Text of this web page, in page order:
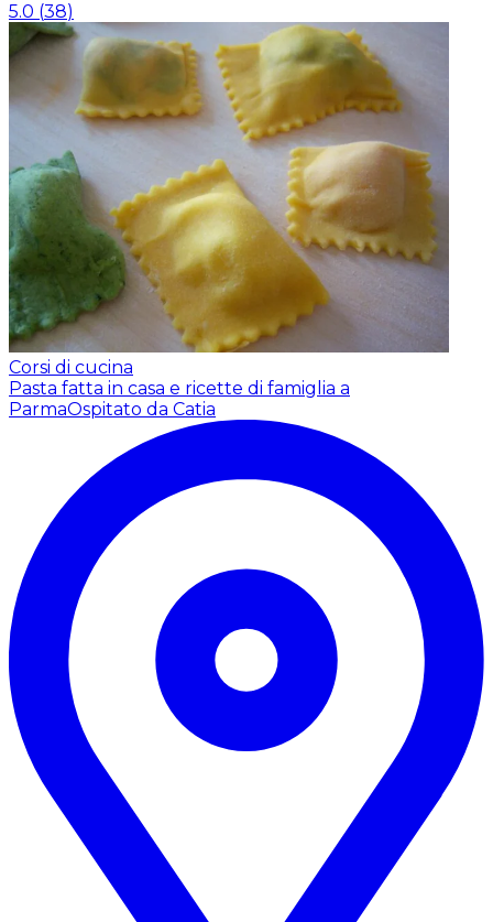
5.0 (38)
Corsi di cucina
Pasta fatta in casa e ricette di famiglia a
ParmaOspitato da Catia